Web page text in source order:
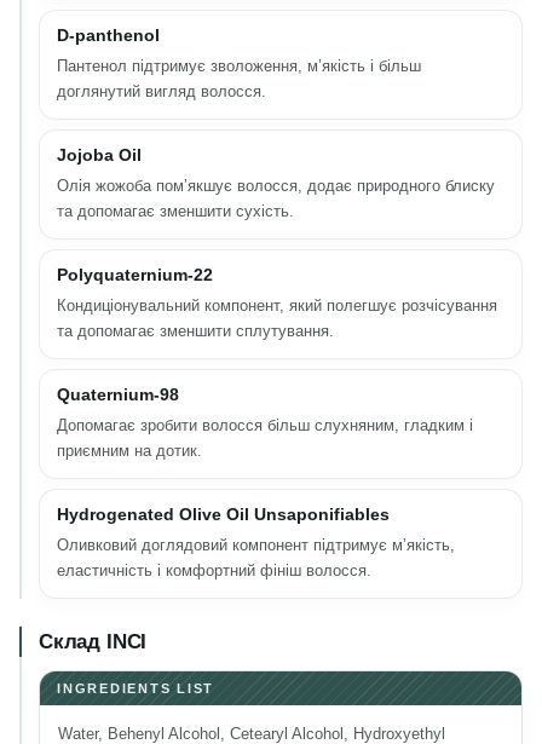
D-panthenol
Пантенол підтримує зволоження, м’якість і більш
доглянутий вигляд волосся.
Jojoba Oil
Олія жожоба пом’якшує волосся, додає природного блиску
та допомагає зменшити сухість.
Polyquaternium-22
Кондиціонувальний компонент, який полегшує розчісування
та допомагає зменшити сплутування.
Quaternium-98
Допомагає зробити волосся більш слухняним, гладким і
приємним на дотик.
Hydrogenated Olive Oil Unsaponifiables
Оливковий доглядовий компонент підтримує м’якість,
еластичність і комфортний фініш волосся.
Склад INCI
INGREDIENTS LIST
Water, Behenyl Alcohol, Cetearyl Alcohol, Hydroxyethyl